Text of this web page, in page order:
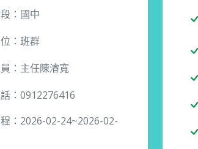
：國中
：班群
：主任陳濬寬
：0912276416
：2026-02-24~2026-02-